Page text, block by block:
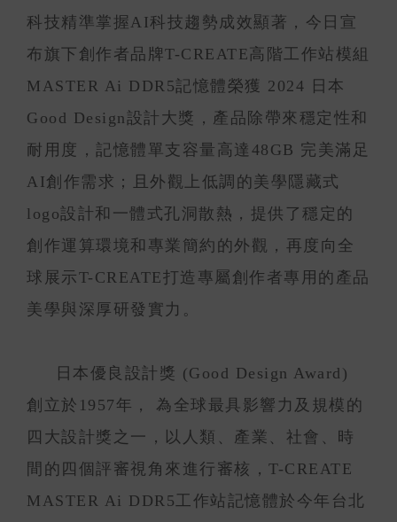
科技精準掌握AI科技趨勢成效顯著，今日宣
布旗下創作者品牌T-CREATE高階工作站模組
MASTER Ai DDR5記憶體榮獲 2024 日本
Good Design設計大獎，產品除帶來穩定性和
耐用度，記憶體單支容量高達48GB 完美滿足
AI創作需求；且外觀上低調的美學隱藏式
logo設計和一體式孔洞散熱，提供了穩定的
創作運算環境和專業簡約的外觀，再度向全
球展示T-CREATE打造專屬創作者專用的產品
美學與深厚研發實力。
日本優良設計獎 (Good Design Award)
創立於1957年， 為全球最具影響力及規模的
四大設計獎之一，以人類、產業、社會、時
間的四個評審視角來進行審核，T-CREATE
MASTER Ai DDR5工作站記憶體於今年台北